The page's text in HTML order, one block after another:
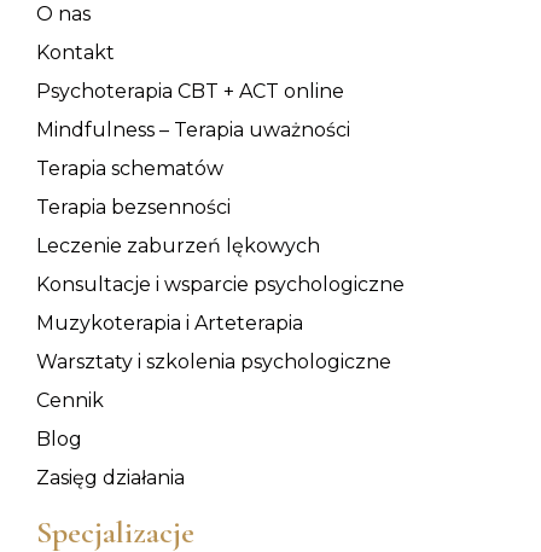
O nas
Kontakt
Psychoterapia CBT + ACT online
Mindfulness – Terapia uważności
Terapia schematów
Terapia bezsenności
Leczenie zaburzeń lękowych
Konsultacje i wsparcie psychologiczne
Muzykoterapia i Arteterapia
Warsztaty i szkolenia psychologiczne
Cennik
Blog
Zasięg działania
Specjalizacje